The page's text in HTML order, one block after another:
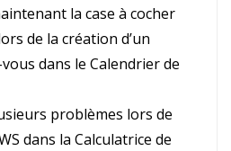
la case à cocher
de la création d’un
dans le Calendrier de
problèmes lors de
dans la Calculatrice de